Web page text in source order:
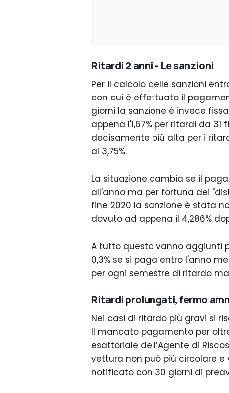
Ritardi 2 anni - Le sanzioni
Per il calcolo delle sanzioni
con cui è effettuato il
giorni la sanzione è invece
appena l'1,67% per ritardi da
decisamente più alta per i
al 3,75%.
La situazione cambia se il
all'anno ma per fortuna dei
fine 2020 la sanzione è stata
dovuto ad appena il 4,286%
A tutto questo vanno aggiunti
0,3% se si paga entro l'anno
per ogni semestre di ritardo
Ritardi prolungati, fermo
Nei casi di ritardo più gravi si
Il mancato pagamento per
esattoriale dell’Agente di
vettura non può più circolare
notificato con 30 giorni di